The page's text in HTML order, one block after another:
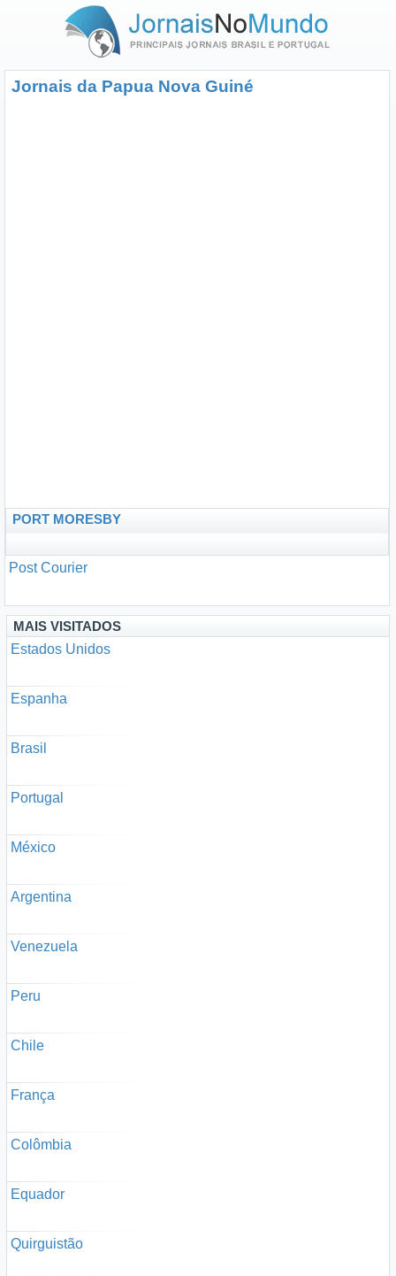
Jornais da Papua Nova Guiné
PORT MORESBY
Post Courier
MAIS VISITADOS
Estados Unidos
Espanha
Brasil
Portugal
México
Argentina
Venezuela
Peru
Chile
França
Colômbia
Equador
Quirguistão